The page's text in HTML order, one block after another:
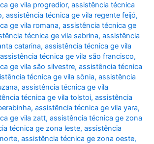
ge vila progredior,assistência técnica
,assistência técnica ge vila regente feijó,
ge vila romana,assistência técnica ge
técnica ge vila sabrina,assistência
catarina,assistência técnica ge vila
assistência técnica ge vila são francisco,
ge vila são silvestre,assistência técnica
técnica ge vila sônia,assistência
,assistência técnica ge vila
técnica ge vila tolstoi,assistência
,assistência técnica ge vila yara,
ge vila zatt,assistência técnica ge zona
técnica ge zona leste,assistência
,assistência técnica ge zona oeste,